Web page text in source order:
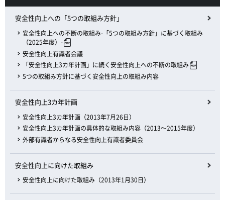
安全性向上への「5つの取組み方針」
安全性向上への不断の取組み-「5つの取組み方針」に基づく取組み
（2025年度）-
安全性向上有識者会議
「安全性向上3カ年計画」に続く安全性向上への不断の取組み
5つの取組み方針に基づく安全性向上の取組み内容
安全性向上3カ年計画
安全性向上3カ年計画（2013年7月26日）
安全性向上3カ年計画の具体的な取組み内容（2013〜2015年度）
外部有識者からなる安全性向上有識者委員会
安全性向上に向けた取組み
安全性向上に向けた取組み（2013年1月30日）